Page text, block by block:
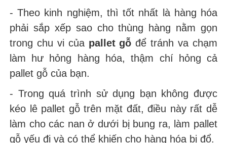
- Theo kinh nghiệm, thì tốt nhất là hàng hóa
phải sắp xếp sao cho thùng hàng nằm gọn
trong chu vi của pallet gỗ để tránh va chạm
làm hư hỏng hàng hóa, thậm chí hỏng cả
pallet gỗ của bạn.
- Trong quá trình sử dụng bạn không được
kéo lê pallet gỗ trên mặt đất, điều này rất dễ
làm cho các nan ở dưới bị bung ra, làm pallet
gỗ yếu đi và có thể khiến cho hàng hóa bị đổ.